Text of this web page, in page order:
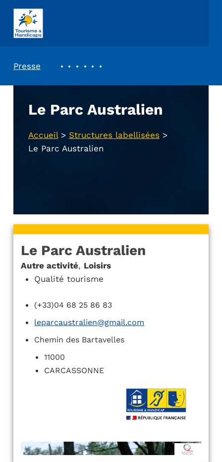
ASSOCIATION TOURISME ET HANDICAPS
Presse
Le Parc Australien
Accueil> Structures labellisées >
Le Parc Australien
Le Parc Australien
Autre activité, Loisirs
Qualité tourisme
(+33)04 68 25 86 83
leparcaustralien@gmail.com
Chemin des Bartavelles
11000
CARCASSONNE